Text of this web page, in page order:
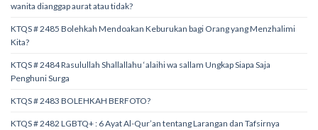
wanita dianggap aurat atau tidak?
KTQS # 2485 Bolehkah Mendoakan Keburukan bagi Orang yang Menzhalimi
Kita?
KTQS # 2484 Rasulullah Shallallahu ‘alaihi wa sallam Ungkap Siapa Saja
Penghuni Surga
KTQS # 2483 BOLEHKAH BERFOTO?
KTQS # 2482 LGBTQ+ : 6 Ayat Al-Qur’an tentang Larangan dan Tafsirnya